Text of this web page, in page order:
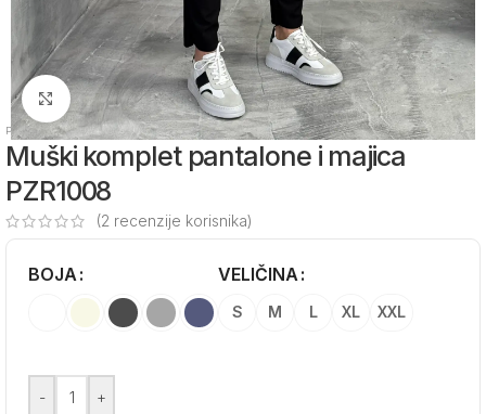
Zumiraj sliku
Početna Muška odeća Muški kompleti
Muški komplet pantalone i majica
PZR1008
(2 recenzije korisnika)
BOJA VELIČINA
S M L XL XXL
- +
Alternative: